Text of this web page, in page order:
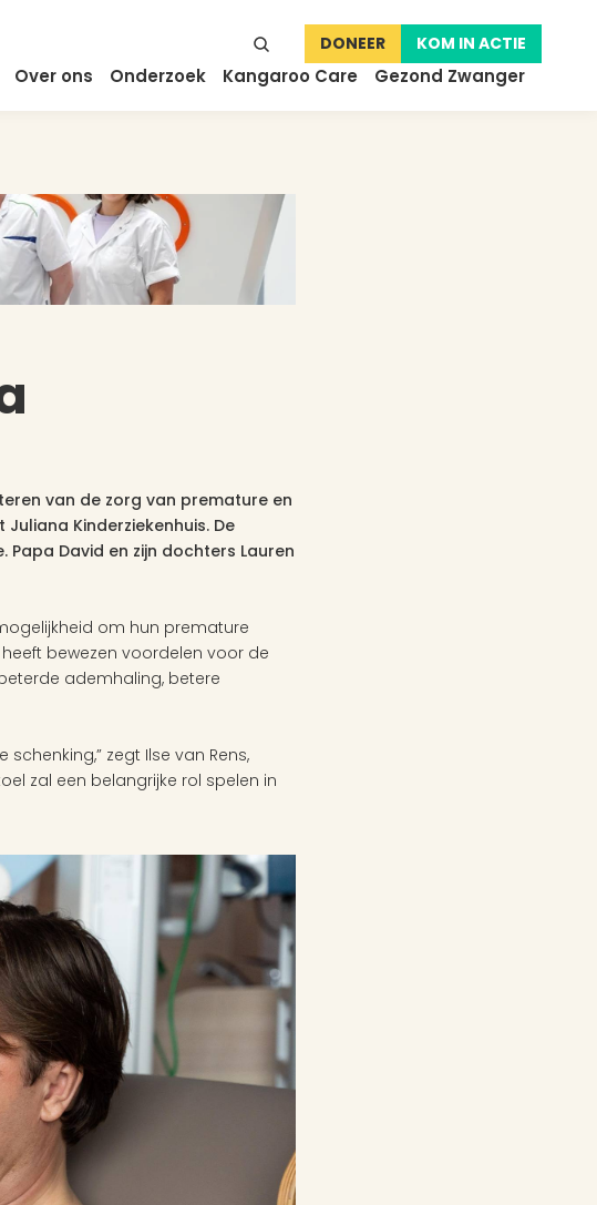
DONEER KOM IN ACTIE
Over ons Onderzoek Kangaroo Care Gezond Zwanger
van de zorg van premature en
Kinderziekenhuis. De
David en zijn dochters Lauren
om hun premature
bewezen voordelen voor de
ademhaling, betere
zegt Ilse van Rens,
zal een belangrijke rol spelen in